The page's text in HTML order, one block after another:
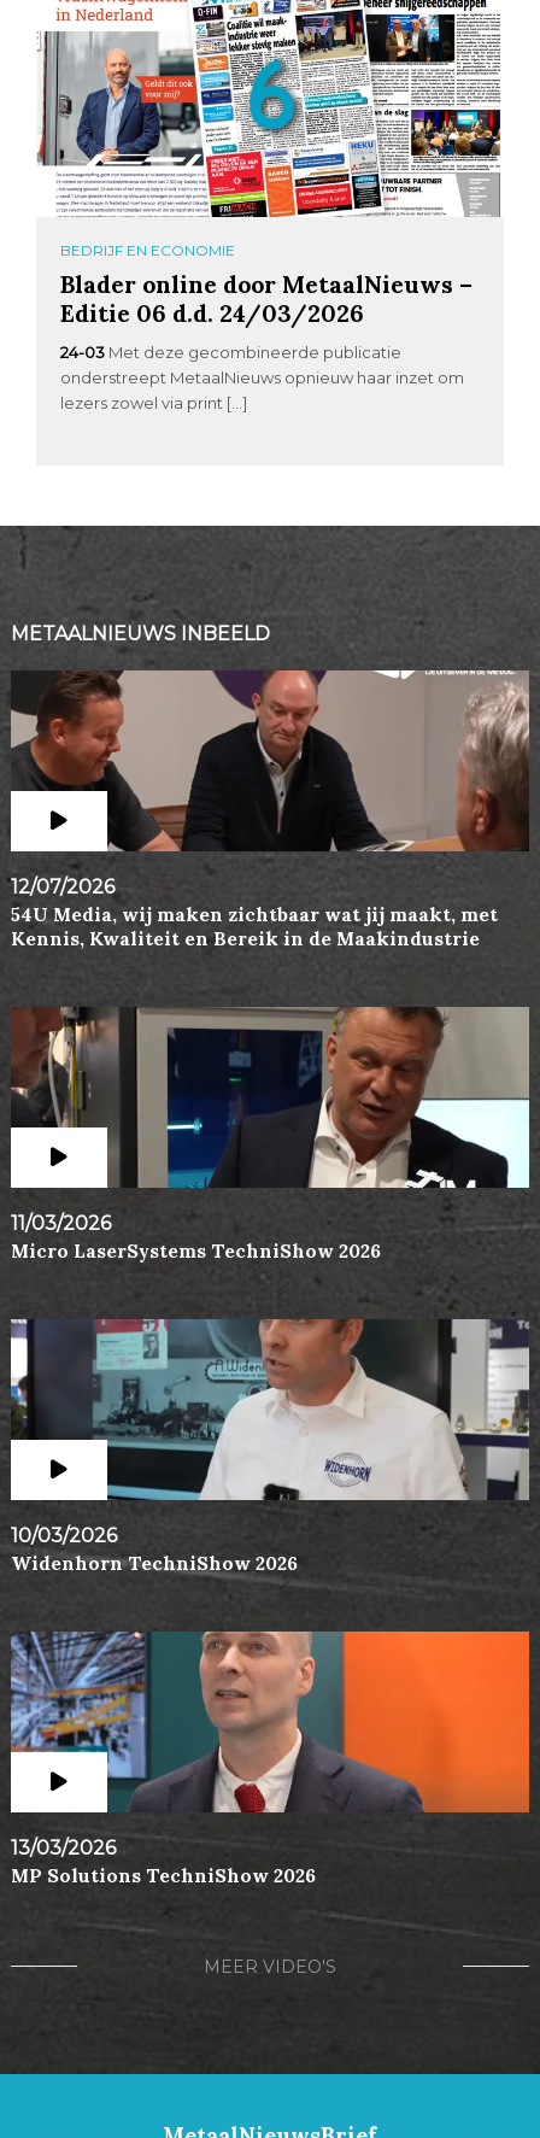
BEDRIJF EN ECONOMIE
Blader online door MetaalNieuws –
Editie 06 d.d. 24/03/2026
24-03 Met deze gecombineerde publicatie
onderstreept MetaalNieuws opnieuw haar inzet om
lezers zowel via print […]
METAALNIEUWS INBEELD
12/07/2026
54U Media, wij maken zichtbaar wat jij maakt, met
Kennis, Kwaliteit en Bereik in de Maakindustrie
11/03/2026
Micro LaserSystems TechniShow 2026
10/03/2026
Widenhorn TechniShow 2026
13/03/2026
MP Solutions TechniShow 2026
MEER VIDEO'S